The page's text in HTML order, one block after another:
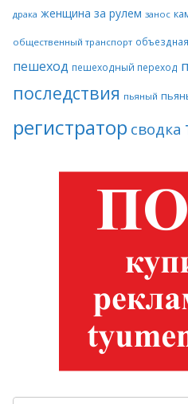
драка женщина за рулем занос
общественный транспорт объездная
пешеход пешеходный переход
последствия пьяный
регистратор сводка